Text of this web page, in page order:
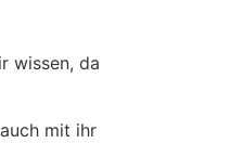
wissen, da
mit ihr